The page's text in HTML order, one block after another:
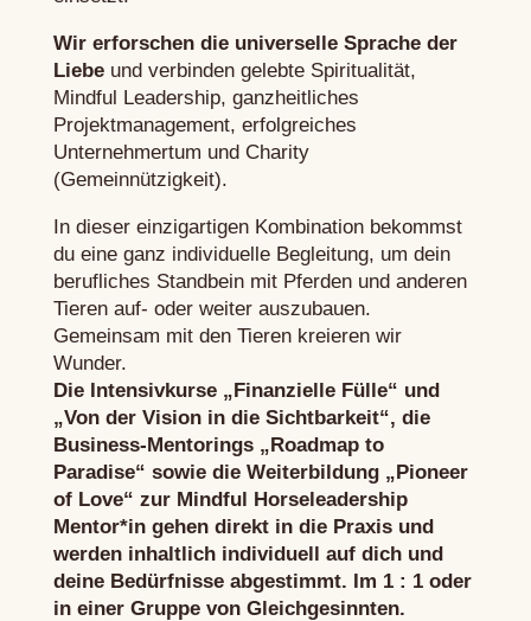
Wir erforschen die universelle Sprache der
Liebe und verbinden gelebte Spiritualität,
Mindful Leadership, ganzheitliches
Projektmanagement, erfolgreiches
Unternehmertum und Charity
(Gemeinnützigkeit).
In dieser einzigartigen Kombination bekommst
du eine ganz individuelle Begleitung, um dein
berufliches Standbein mit Pferden und anderen
Tieren auf- oder weiter auszubauen.
Gemeinsam mit den Tieren kreieren wir
Wunder.
Die Intensivkurse „Finanzielle Fülle“ und
„Von der Vision in die Sichtbarkeit“, die
Business-Mentorings „Roadmap to
Paradise“ sowie die Weiterbildung „Pioneer
of Love“ zur Mindful Horseleadership
Mentor*in gehen direkt in die Praxis und
werden inhaltlich individuell auf dich und
deine Bedürfnisse abgestimmt. Im 1 : 1 oder
in einer Gruppe von Gleichgesinnten.